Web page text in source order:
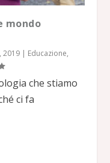
mondo
2019 | Educazione,
che stiamo
ci fa